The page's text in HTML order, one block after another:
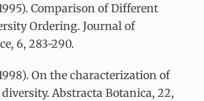
Comparison of Different
Ordering. Journal of
6, 283-290.
On the characterization of
Abstracta Botanica, 22,